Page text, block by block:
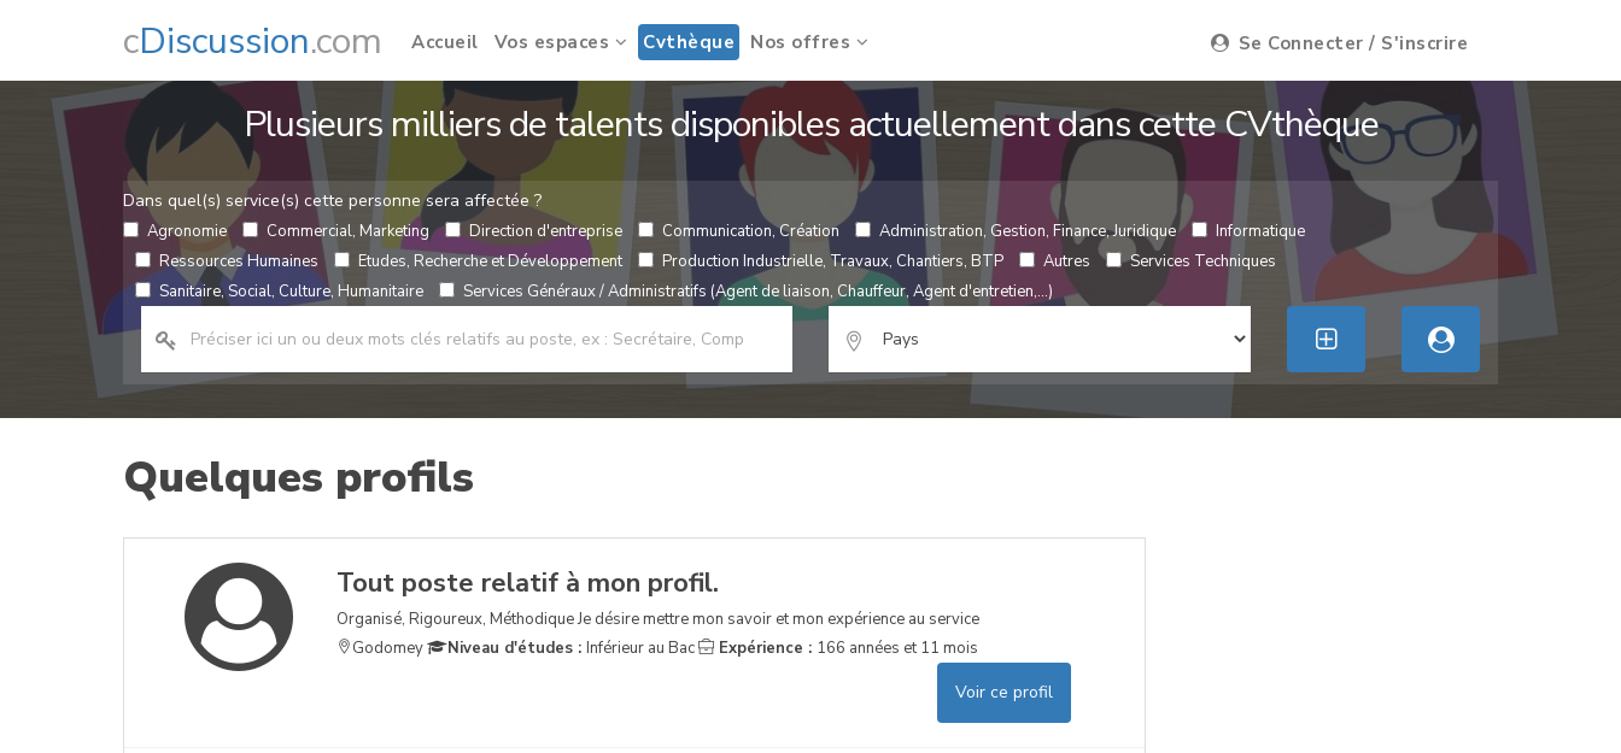
cDiscussion.com Accueil Vos espaces Cvthèque Nos offres Se Connecter / S'inscrire
Plusieurs milliers de talents disponibles actuellement dans cette CVthèque
Dans quel(s) service(s) cette personne sera affectée ?
Agronomie Commercial, Marketing Direction d'entreprise Communication, Création Administration, Gestion, Finance, Juridique
Informatique
Ressources Humaines
Etudes, Recherche et Développement Production Industrielle, Travaux, Chantiers, BTP Autres
Services Techniques
Sanitaire, Social, Culture, Humanitaire
Services Généraux / Administratifs (Agent de liaison, Chauffeur, Agent d'entretien,...)
Quelques profils
Tout poste relatif à mon profil.
Organisé, Rigoureux, Méthodique Je désire mettre mon savoir et mon expérience au service
Godomey
Niveau d'études : Inférieur au Bac Expérience : 166 années et 11 mois
Voir ce profil